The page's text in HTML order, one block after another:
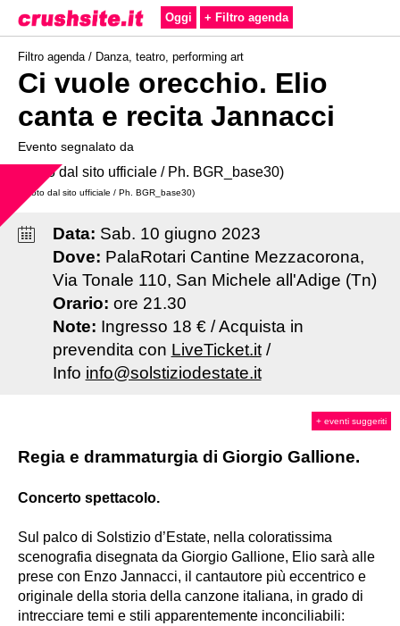
Oggi + Filtro agenda
Filtro agenda / Danza, teatro, performing art
Ci vuole orecchio. Elio
canta e recita Jannacci
Evento segnalato da
- (Foto dal sito ufficiale / Ph. BGR_base30)
Data: Sab. 10 giugno 2023
Dove: PalaRotari Cantine Mezzacorona,
Via Tonale 110, San Michele all'Adige (Tn)
Orario: ore 21.30
Note: Ingresso 18 € / Acquista in
prevendita con LiveTicket.it/
Info info@solstiziodestate.it
+ eventi suggeriti
Regia e drammaturgia di Giorgio Gallione.
Concerto spettacolo.
Sul palco di Solstizio d’Estate, nella coloratissima
scenografia disegnata da Giorgio Gallione, Elio sarà alle
prese con Enzo Jannacci, il cantautore più eccentrico e
originale della storia della canzone italiana, in grado di
intrecciare temi e stili apparentemente inconciliabili: